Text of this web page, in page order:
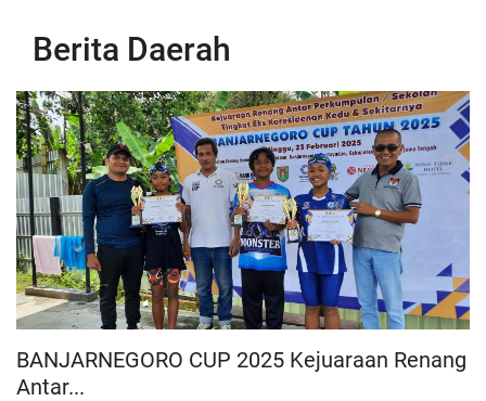
Berita Daerah
BANJARNEGORO CUP 2025 Kejuaraan Renang
Antar...